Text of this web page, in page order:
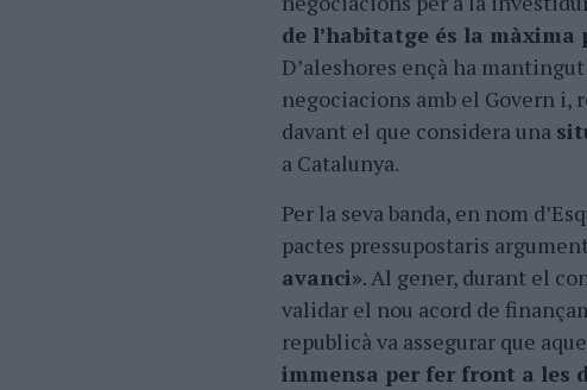
de lʼhabitatge és la
Dʼaleshores ençà ha
negociacions amb el Govern i,
davant el que considera una
a Catalunya.
Per la seva banda, en nom
pactes pressupostaris
avanci». Al gener, durant el
validar el nou acord de
republicà va assegurar que
immensa per fer front a les